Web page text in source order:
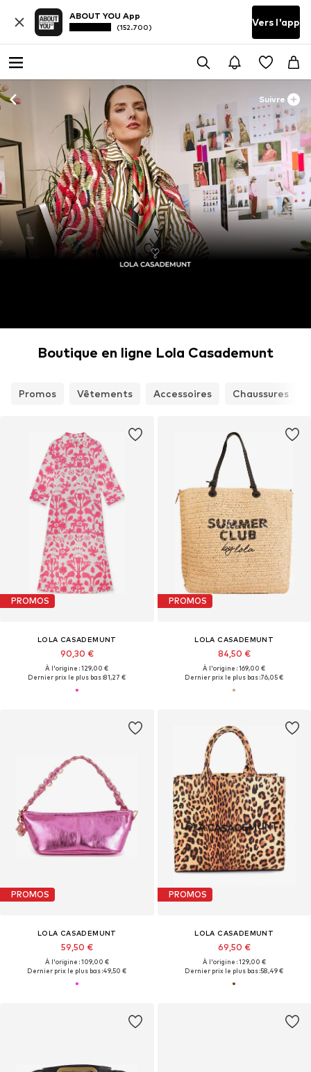
ABOUT YOU App
(152.700) Vers l'app
Suivre
Boutique en ligne Lola Casademunt
Promos Vêtements Accessoires Chaussures
PROMOS
LOLA CASADEMUNT
90,30 €
À l'origine : 129,00 €
Dernier prix le plus bas :81,27 €
PROMOS
LOLA CASADEMUNT
84,50 €
À l'origine : 169,00 €
Dernier prix le plus bas :76,05 €
PROMOS
LOLA CASADEMUNT
59,50 €
À l'origine : 109,00 €
Dernier prix le plus bas :49,50 €
PROMOS
LOLA CASADEMUNT
69,50 €
À l'origine : 129,00 €
Dernier prix le plus bas :58,49 €